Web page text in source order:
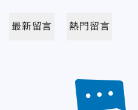
最新留言 熱門留言